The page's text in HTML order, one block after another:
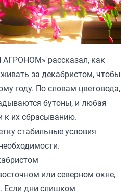
АГРОНОМ» рассказал, как
за декабристом, чтобы
году. По словам цветовода,
бутоны, и любая
к их сбрасыванию.
стабильные условия
или северном окне,
Если дни слишком